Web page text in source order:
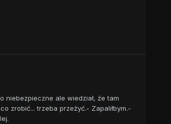
niebezpieczne ale wiedział, że tam
zrobić... trzeba przeżyć.- Zapaliłbym.-